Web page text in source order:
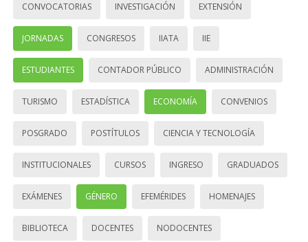
CONVOCATORIAS INVESTIGACIÓN EXTENSIÓN
JORNADAS CONGRESOS IIATA IIE
ESTUDIANTES CONTADOR PÚBLICO ADMINISTRACIÓN
TURISMO ESTADÍSTICA ECONOMÍA CONVENIOS
POSGRADO POSTÍTULOS CIENCIA Y TECNOLOGÍA
INSTITUCIONALES CURSOS INGRESO GRADUADOS
EXÁMENES GÉNERO EFEMÉRIDES HOMENAJES
BIBLIOTECA DOCENTES NODOCENTES